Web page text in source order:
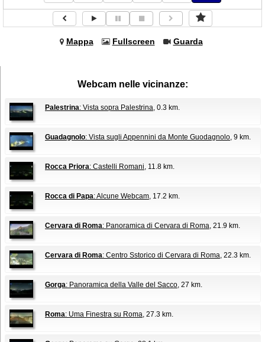
Mappa Fullscreen Guarda
Webcam nelle vicinanze:
Palestrina: Vista sopra Palestrina, 0.3 km.
Guadagnolo: Vista sugli Appennini da Monte Guodagnolo, 9 km.
Rocca Priora: Castelli Romani, 11.8 km.
Rocca di Papa: Alcune Webcam, 17.2 km.
Cervara di Roma: Panoramica di Cervara di Roma, 21.9 km.
Cervara di Roma: Centro Sstorico di Cervara di Roma, 22.3 km.
Gorga: Panoramica della Valle del Sacco, 27 km.
Roma: Uma Finestra su Roma, 27.3 km.